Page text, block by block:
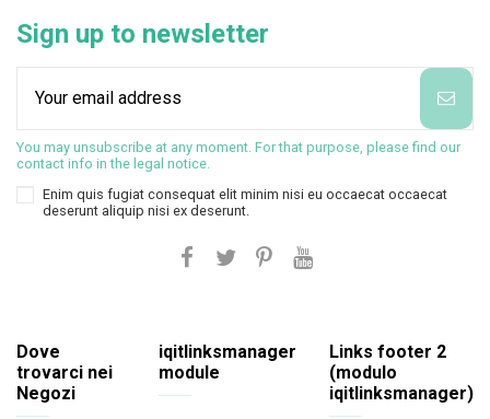
Sign up to newsletter
You may unsubscribe at any moment. For that purpose, please find our
contact info in the legal notice.
Enim quis fugiat consequat elit minim nisi eu occaecat occaecat
deserunt aliquip nisi ex deserunt.
Dove
trovarci nei
Negozi
iqitlinksmanager
module
Links footer 2
(modulo
iqitlinksmanager)